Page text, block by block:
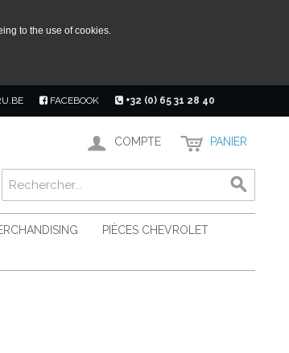
to the use of cookies.
FACEBOOK +32 (0) 65 31 28 40
COMPTE PANIER
PIÈCES CHEVROLET